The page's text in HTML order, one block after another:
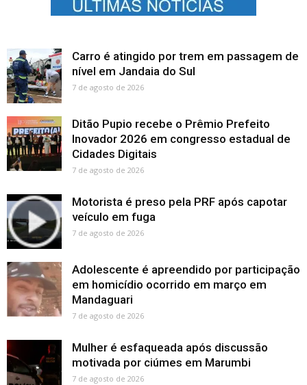
Carro é atingido por trem em passagem de
nível em Jandaia do Sul
7 de agosto de 2026
Ditão Pupio recebe o Prêmio Prefeito
Inovador 2026 em congresso estadual de
Cidades Digitais
7 de agosto de 2026
Motorista é preso pela PRF após capotar
veículo em fuga
7 de agosto de 2026
Adolescente é apreendido por participação
em homicídio ocorrido em março em
Mandaguari
7 de agosto de 2026
Mulher é esfaqueada após discussão
motivada por ciúmes em Marumbi
7 de agosto de 2026